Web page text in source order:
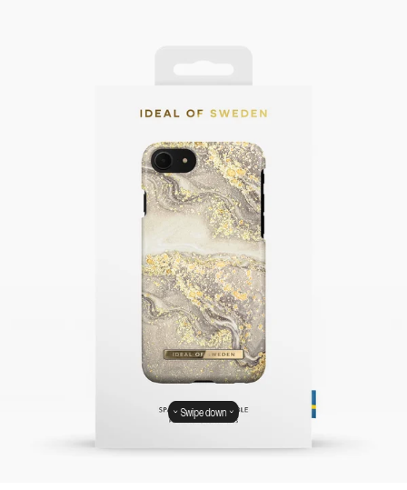
Swipe down